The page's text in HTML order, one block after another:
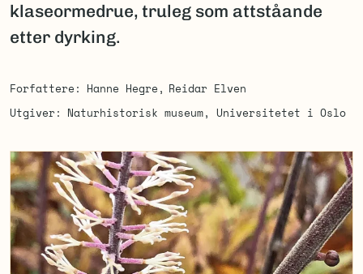
klaseormedrue, truleg som attståande
etter dyrking.
Forfattere Hanne Hegre
Reidar Elven
Utgiver
Naturhistorisk museum, Universitetet i Oslo